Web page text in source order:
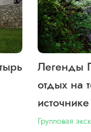
Легенды
отдых на
источнике
Групповая